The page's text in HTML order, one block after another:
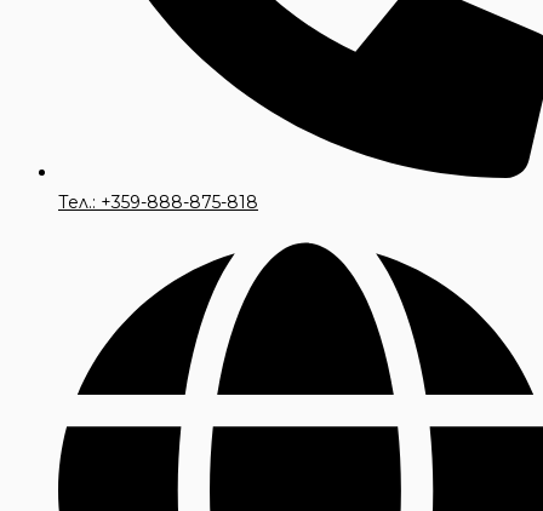
Тел.: +359-888-875-818